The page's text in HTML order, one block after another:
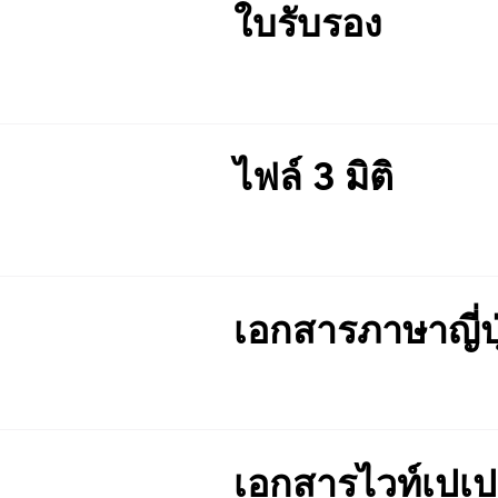
ใบรับรอง
ไฟล์ 3 มิติ
เอกสารภาษาญี่
เอกสารไวท์เปเ